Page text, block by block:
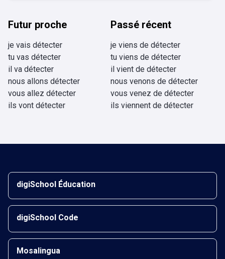
Futur proche
je vais détecter
tu vas détecter
il va détecter
nous allons détecter
vous allez détecter
ils vont détecter
Passé récent
je viens de détecter
tu viens de détecter
il vient de détecter
nous venons de détecter
vous venez de détecter
ils viennent de détecter
digiSchool Éducation
digiSchool Code
Mosalingua